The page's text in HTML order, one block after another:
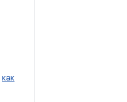
как